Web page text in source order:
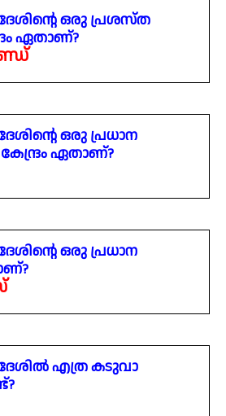
ഒരു പ്രശസ്ത
ഏതാണ്?
ഒരു പ്രധാന
ഏതാണ്?
ഒരു പ്രധാന
എത്ര കടുവാ